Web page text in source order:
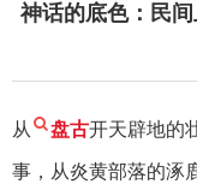
神话的底色：民
从 盘古开天辟地的
事，从炎黄部落的涿